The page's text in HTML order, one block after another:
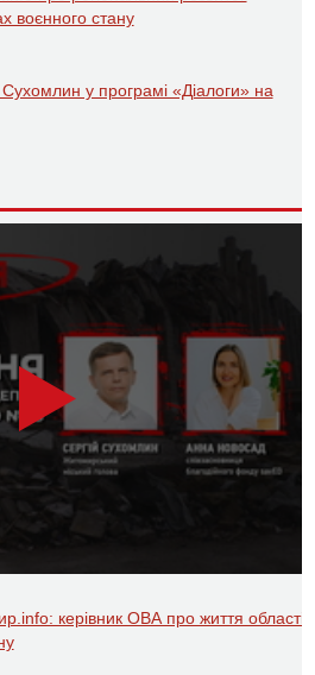
воєнного стану
у програмі «Діалоги» на
керівник ОВА про життя області